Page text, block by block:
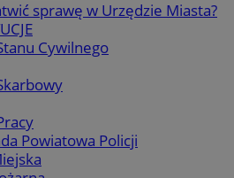
sprawę w Urzędzie Miasta?
Cywilnego
Powiatowa Policji